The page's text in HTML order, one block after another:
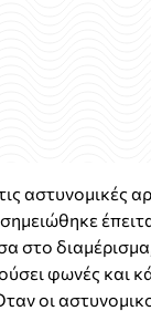
αστυνομικές
στο
φωνές και
οι